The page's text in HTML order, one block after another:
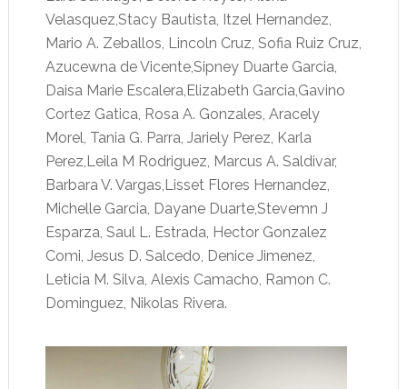
Velasquez,Stacy Bautista, Itzel Hernandez,
Mario A. Zeballos, Lincoln Cruz, Sofia Ruiz Cruz,
Azucewna de Vicente,Sipney Duarte Garcia,
Daisa Marie Escalera,Elizabeth Garcia,Gavino
Cortez Gatica, Rosa A. Gonzales, Aracely
Morel, Tania G. Parra, Jariely Perez, Karla
Perez,Leila M Rodriguez, Marcus A. Saldivar,
Barbara V. Vargas,Lisset Flores Hernandez,
Michelle Garcia, Dayane Duarte,Stevemn J
Esparza, Saul L. Estrada, Hector Gonzalez
Comi, Jesus D. Salcedo, Denice Jimenez,
Leticia M. Silva, Alexis Camacho, Ramon C.
Dominguez, Nikolas Rivera.